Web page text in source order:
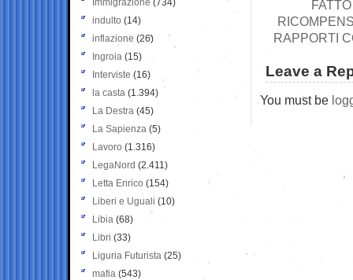
RAPPORTI
Leave a
You must be
Immigrazione (734)
indulto (14)
inflazione (26)
Ingroia (15)
Interviste (16)
la casta (1.394)
La Destra (45)
La Sapienza (5)
Lavoro (1.316)
LegaNord (2.411)
Letta Enrico (154)
Liberi e Uguali (10)
Libia (68)
Libri (33)
Liguria Futurista (25)
mafia (543)